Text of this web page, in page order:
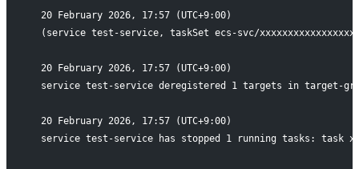
  20 February 2026, 17:57 (UTC+9:00)
(service test-service, taskSet ecs-svc/
  20 February 2026, 17:57 (UTC+9:00)
service test-service deregistered 1 targets in target-
  20 February 2026, 17:57 (UTC+9:00)
service test-service has stopped 1 running tasks: task